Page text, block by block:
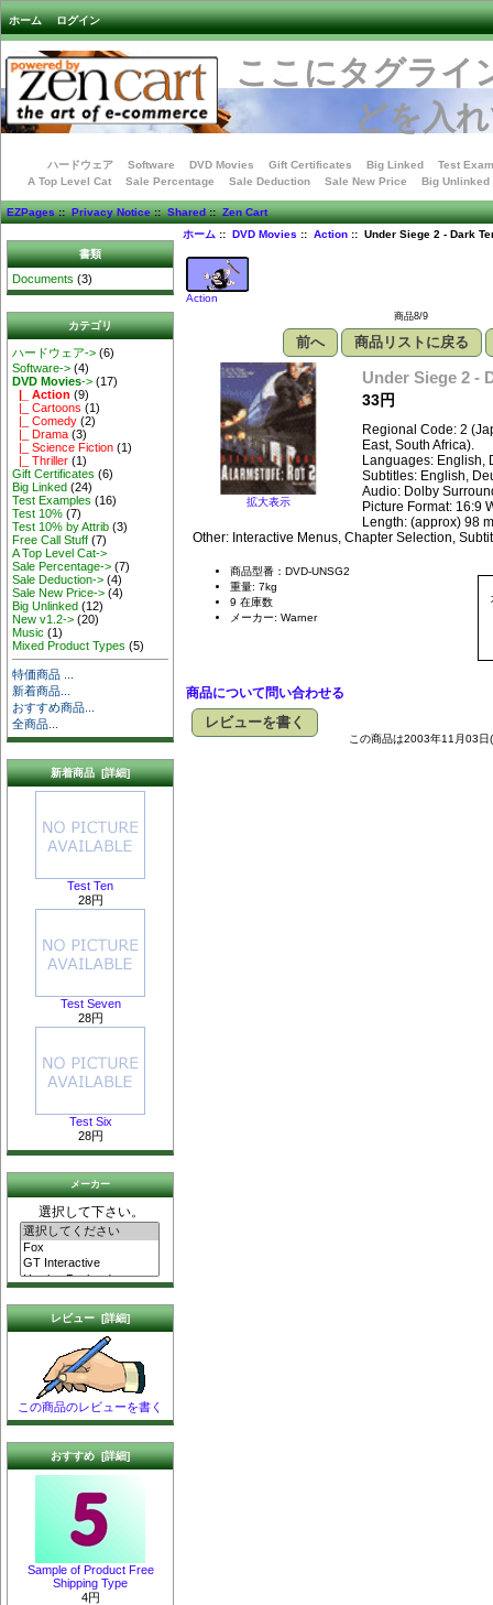
ホーム ログイン
ここにタグライ
どを入
ハードウェア Software DVD Movies Gift Certificates Big Linked
Test
A Top Level Cat
Sale Percentage Sale Deduction Sale New Price Big Unlinked
EZPages::Privacy Notice::Shared::Zen Cart
書類
Documents (3)
カテゴリ
ハードウェア-> (6)
Software-> (4)
DVD Movies-> (17)
|_ Action (9)
|_ Cartoons (1)
|_ Comedy (2)
|_ Drama (3)
|_ Science Fiction (1)
|_ Thriller (1)
Gift Certificates (6)
Big Linked (24)
Test Examples (16)
Test 10% (7)
Test 10% by Attrib (3)
Free Call Stuff (7)
A Top Level Cat->
Sale Percentage-> (7)
Sale Deduction-> (4)
Sale New Price-> (4)
Big Unlinked (12)
New v1.2-> (20)
Music (1)
Mixed Product Types (5)
特価商品 ...
新着商品...
おすすめ商品...
全商品...
新着商品 [詳細]
Test Ten
28円
Test Seven
28円
Test Six
28円
メーカー
選択して下さい。
レビュー [詳細]
この商品のレビューを書く
おすすめ [詳細]
Sample of Product Free
Shipping Type
4円
ホーム:: DVD Movies :: Action:: Under Siege 2 - Dark
Action
商品8/9
前へ 商品リストに戻る
拡大表示
Under Siege 2 -
33円
Regional Code: 2
East, South Africa).
Languages: English,
Subtitles: English,
Audio: Dolby
Picture Format: 16:9
Length: (approx) 98
Other: Interactive Menus, Chapter Selection,
商品型番：DVD-UNSG2
重量: 7kg
9 在庫数
メーカー: Warner
商品について問い合わせる
レビューを書く
この商品は2003年11月03日